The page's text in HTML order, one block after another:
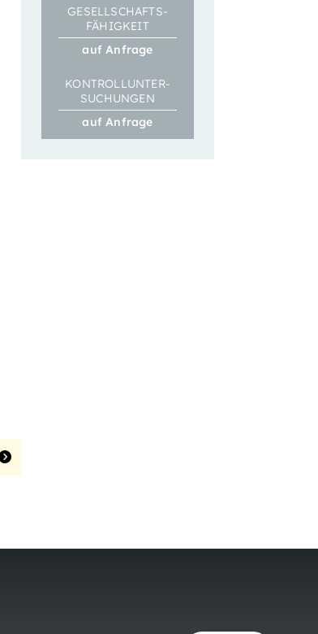
GESELL­SCHAFTS­­
FÄHIGKEIT
auf Anfrage
KONTROLL­­UNTER­
SUCHUNGEN
auf Anfrage